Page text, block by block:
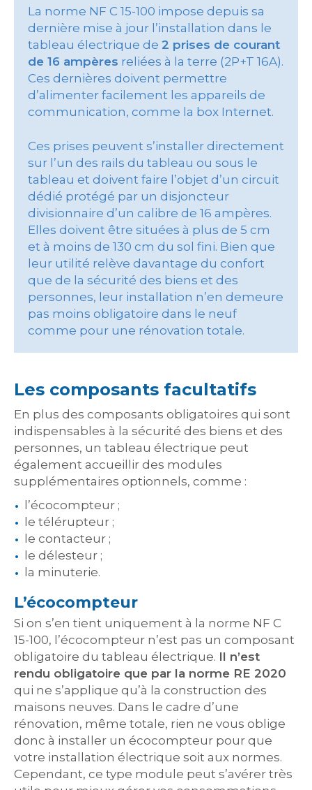
La norme NF C 15-100 impose depuis sa
dernière mise à jour l’installation dans le
tableau électrique de 2 prises de courant
de 16 ampères reliées à la terre (2P+T 16A).
Ces dernières doivent permettre
d’alimenter facilement les appareils de
communication, comme la box Internet.
Ces prises peuvent s’installer directement
sur l’un des rails du tableau ou sous le
tableau et doivent faire l’objet d’un circuit
dédié protégé par un disjoncteur
divisionnaire d’un calibre de 16 ampères.
Elles doivent être situées à plus de 5 cm
et à moins de 130 cm du sol fini. Bien que
leur utilité relève davantage du confort
que de la sécurité des biens et des
personnes, leur installation n’en demeure
pas moins obligatoire dans le neuf
comme pour une rénovation totale.
Les composants facultatifs
En plus des composants obligatoires qui sont
indispensables à la sécurité des biens et des
personnes, un tableau électrique peut
également accueillir des modules
supplémentaires optionnels, comme :
l’écocompteur ;
le télérupteur ;
le contacteur ;
le délesteur ;
la minuterie.
L’écocompteur
Si on s’en tient uniquement à la norme NF C
15-100, l’écocompteur n’est pas un composant
obligatoire du tableau électrique. Il n’est
rendu obligatoire que par la norme RE 2020
qui ne s’applique qu’à la construction des
maisons neuves. Dans le cadre d’une
rénovation, même totale, rien ne vous oblige
donc à installer un écocompteur pour que
votre installation électrique soit aux normes.
Cependant, ce type module peut s’avérer très